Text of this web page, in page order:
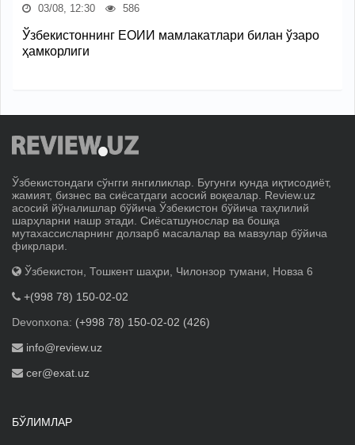
03/08, 12:30 586
Ўзбекистоннинг ЕОИИ мамлакатлари билан ўзаро
ҳамкорлиги
Ўзбекистондаги сўнгги янгиликлар. Бугунги кунда иқтисодиёт,
жамият, бизнес ва сиёсатдаги асосий воқеалар. Review.uz
асосий йўналишлар бўйича Ўзбекистон бўйича таҳлилий
шарҳларни нашр этади. Сиёсатшунослар ва бошқа
мутахассисларнинг долзарб масалалар ва мавзулар бўйича
фикрлари.
Ўзбекистон, Тошкент шаҳри, Чилонзор тумани, Новза 6
+(998 78) 150-02-02
Devonxona: (+998 78) 150-02-02 (426)
info@review.uz
cer@exat.uz
БЎЛИМЛАР